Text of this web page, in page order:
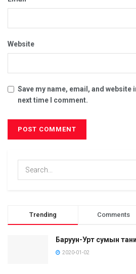
Website
Save my name, email, and
next time I comment.
Trending Comments
Баруун-Урт сумын
2020-01-02